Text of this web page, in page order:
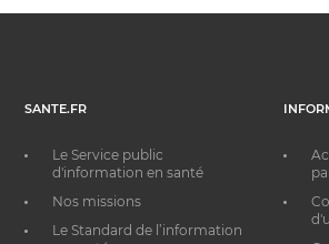
SANTE.FR
Le Service public
d'information en santé
Nos missions
Le Standard de l’information